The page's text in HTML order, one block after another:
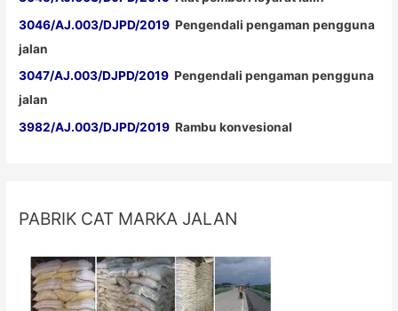
3046/AJ.003/DJPD/2019 Pengendali pengaman pengguna
jalan
3047/AJ.003/DJPD/2019 Pengendali pengaman pengguna
jalan
3982/AJ.003/DJPD/2019 Rambu konvesional
PABRIK CAT MARKA JALAN